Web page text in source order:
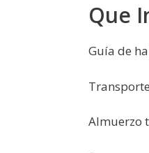
Que
Guía de
Almuerzo